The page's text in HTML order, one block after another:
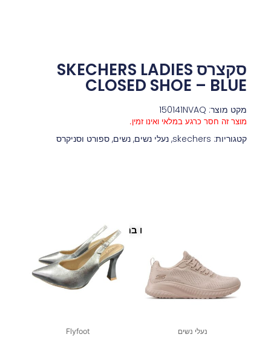
סקצרס SKECHERS LADIES
CLOSED SHOE – BLUE
מקט מוצר: 150141NVAQ
מוצר זה חסר כרגע במלאי ואינו זמין.
קטגוריות: skechers
, נעלי נשים, נשים, ספורט וסניקרס
פריטים נוספים במיוחד בשבילך
נעלי נשים Flyfoot